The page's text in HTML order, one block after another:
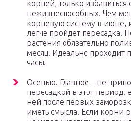
корней, только избавиться
нежизнеспособных. Чем
корневую систему в июне,
легче пройдет пересадка.
растения обязательно
месяц. Идеально проходит
часы.
Осенью. Главное – не
пересадкой в этот период:
ней после первых
иметь смысла. Если корни